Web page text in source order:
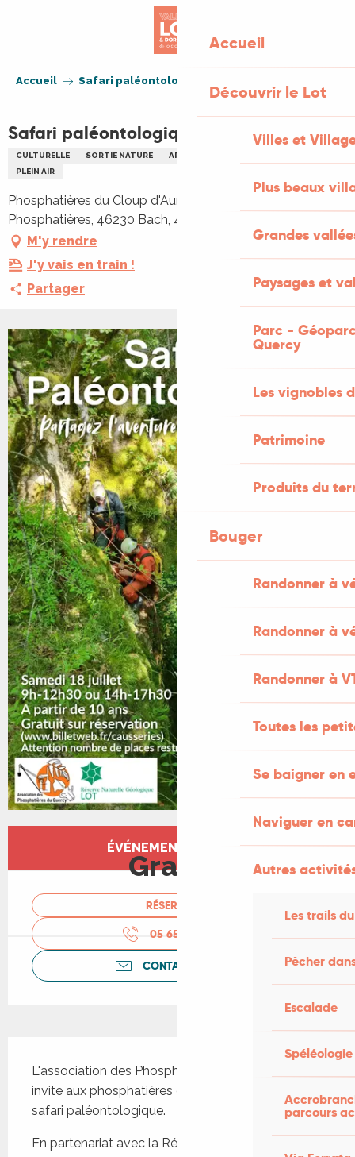
Accueil
Découvrir le Lot
Villes et
Plus beaux
Grandes
Paysages et
Parc -
Quercy
Les vignobles
Patrimoine
Produits du
Bouger
Randonner à
Randonner à
Randonner à
Toutes les
Se baigner en
Naviguer en
Autres
Les trails
Pêcher
Escalade
Spéléologie
parcours
Accueil Safari paléontologique
Safari paléontologique
CULTURELLE SORTIE NATURE ARCHÉOLOGIE
PLEIN AIR
Phosphatières du Cloup d'Aural, 1546 Route des
Phosphatières, 46230 Bach, 46230 Bach
M'y rendre
J'y vais en train !
Partager
Ouverture et coordonnées
ÉVÉNEMENT TERMINÉ
Gratuit
RÉSERVER
05 65 20 06
CONTACTEZ-NOUS
L'association des Phosphatières du Quercy vous
invite aux phosphatières du Cloup d'Aural pour un
safari paléontologique.
En partenariat avec la Réserve naturelle nationale